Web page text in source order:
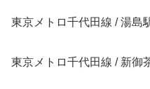
東京メトロ千代田線 / 湯島
東京メトロ千代田線 / 新御